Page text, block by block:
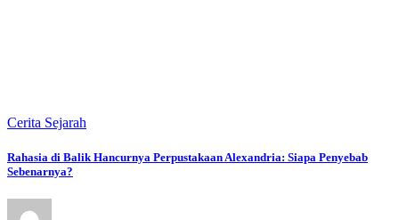
Cerita Sejarah
Rahasia di Balik Hancurnya Perpustakaan Alexandria: Siapa Penyebab
Sebenarnya?